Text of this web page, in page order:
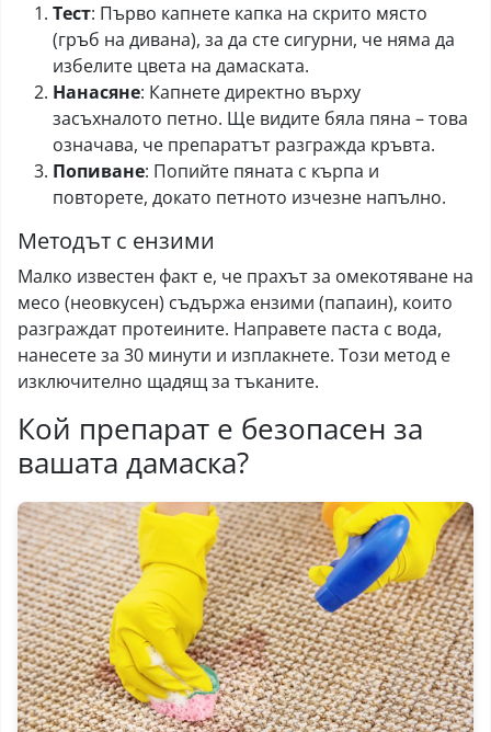
Тест: Първо капнете капка на скрито място
(гръб на дивана), за да сте сигурни, че няма да
избелите цвета на дамаската.
Нанасяне: Капнете директно върху
засъхналото петно. Ще видите бяла пяна – това
означава, че препаратът разгражда кръвта.
Попиване: Попийте пяната с кърпа и
повторете, докато петното изчезне напълно.
Методът с eнзими
Малко известен факт е, че прахът за омекотяване на
месо (неовкусен) съдържа ензими (папаин), които
разграждат протеините. Направете паста с вода,
нанесете за 30 минути и изплакнете. Този метод е
изключително щадящ за тъканите.
Кой препарат е безопасен за
вашата дамаска?